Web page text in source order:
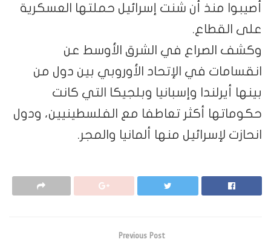
أصيبوا منذ أن شنت إسرائيل حملتها العسكرية
على القطاع.
وكشف الصراع في الشرق الأوسط عن
انقسامات في الإتحاد الأوروبي بين دول من
بينها أيرلندا وإسبانيا وبلجيكا التي كانت
حكوماتها أكثر تعاطفا مع الفلسطينيين، ودول
انحازت لإسرائيل منها ألمانيا والمجر.
Previous Post